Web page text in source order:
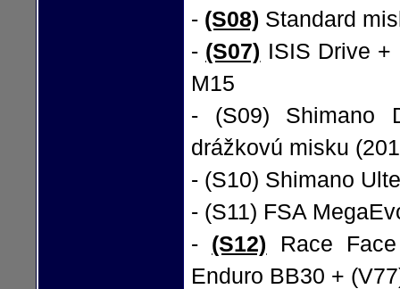
- (S08) Standard
- (S07) ISIS Drive +
M15
- (S09) Shimano
drážkovú misku
- (S10) Shimano
- (S11) FSA
- (S12) Race
Enduro BB30 +